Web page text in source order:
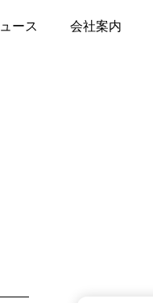
ース 会社案内